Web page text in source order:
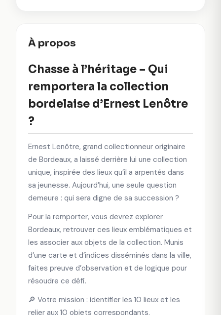
À propos
Chasse à l’héritage – Qui
remportera la collection
bordelaise d’Ernest Lenôtre
?
Ernest Lenôtre, grand collectionneur originaire
de Bordeaux, a laissé derrière lui une collection
unique, inspirée des lieux qu’il a arpentés dans
sa jeunesse. Aujourd’hui, une seule question
demeure : qui sera digne de sa succession ?
Pour la remporter, vous devrez explorer
Bordeaux, retrouver ces lieux emblématiques et
les associer aux objets de la collection. Munis
d’une carte et d’indices disséminés dans la ville,
faites preuve d’observation et de logique pour
résoudre ce défi.
🔎 Votre mission : identifier les 10 lieux et les
relier aux 10 objets correspondants.